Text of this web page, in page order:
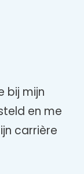
bij mijn
en me
carrière